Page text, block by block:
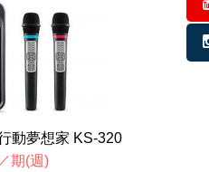
動夢想家 KS-320
期(週)